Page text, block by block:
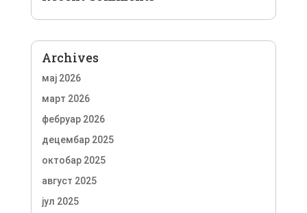
Archives
мај 2026
март 2026
фебруар 2026
децембар 2025
октобар 2025
август 2025
јул 2025